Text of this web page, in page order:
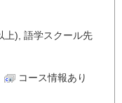
上), 語学スクール先
コース情報あり